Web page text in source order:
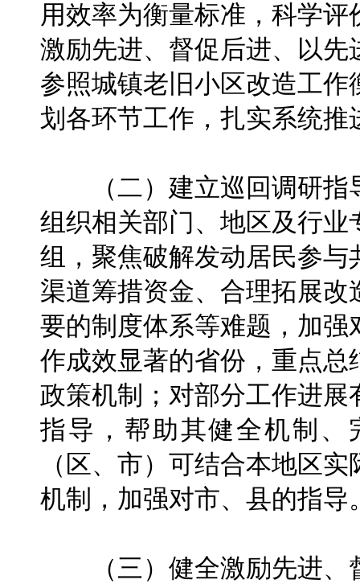
用效率为衡量标准，科学
激励先进、督促后进、以
参照城镇老旧小区改造工
划各环节工作，扎实系统推
（二）建立巡回调研指
组织相关部门、地区及行
组，聚焦破解发动居民参
渠道筹措资金、合理拓展
要的制度体系等难题，加
作成效显著的省份，重点
政策机制；对部分工作进
指导，帮助其健全机制
（区、市）可结合本地区
机制，加强对市、县的指导
（三）健全激励先进、